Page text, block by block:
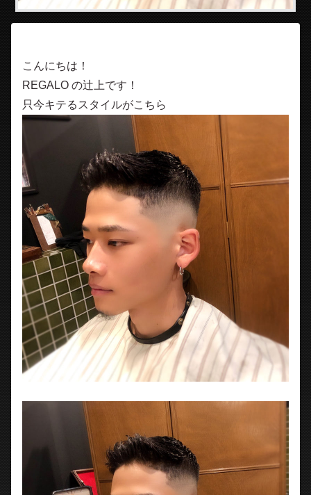
こんにちは！
REGALO の辻上です！
只今キテるスタイルがこちら